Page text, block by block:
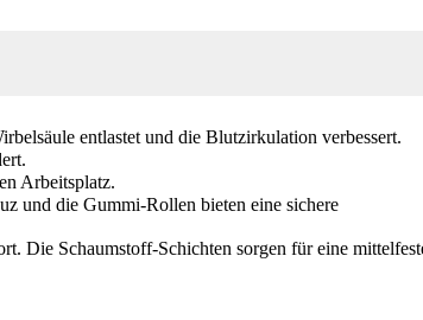
entlastet und die Blutzirkulation verbessert.
Arbeitsplatz.
und die Gummi-Rollen bieten eine sichere
Die Schaumstoff-Schichten sorgen für eine